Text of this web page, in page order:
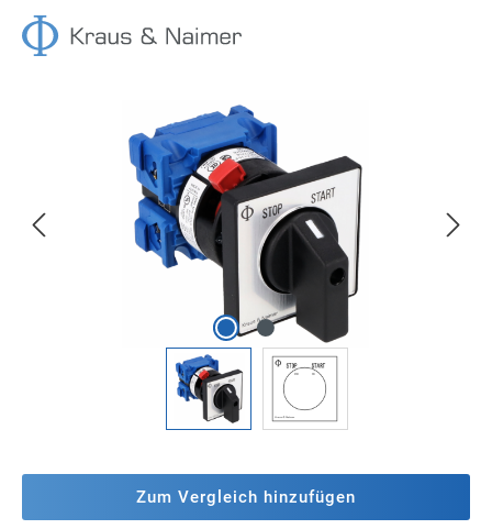
Bildergalerie überspringen
Zum Vergleich hinzufügen